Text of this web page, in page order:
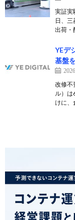
実証実
日、
出荷・
YEデ
基盤
改修不
ル）
けに